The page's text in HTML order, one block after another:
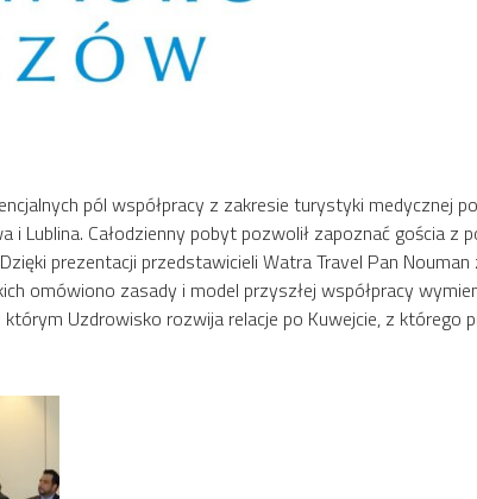
pól współpracy z zakresie turystyki medycznej
Całodzienny pobyt pozwolił zapoznać gościa z
prezentacji przedstawicieli Watra Travel Pan Nouman
omówiono zasady i model przyszłej współpracy
Uzdrowisko rozwija relacje po Kuwejcie, z którego